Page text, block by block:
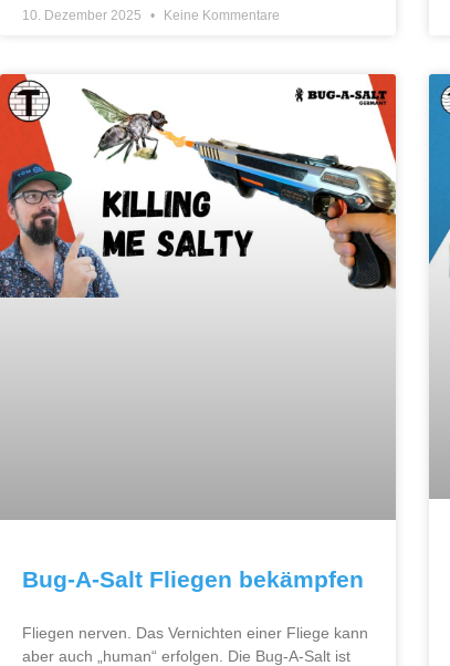
10. Dezember 2025 Keine Kommentare
Bug-A-Salt Fliegen bekämpfen
Fliegen nerven. Das Vernichten einer Fliege kann
aber auch „human“ erfolgen. Die Bug-A-Salt ist